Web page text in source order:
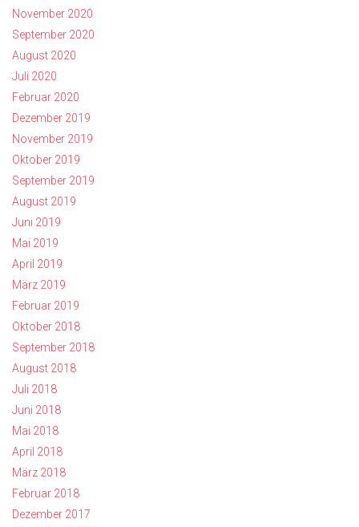
November 2020
September 2020
August 2020
Juli 2020
Februar 2020
Dezember 2019
November 2019
Oktober 2019
September 2019
August 2019
Juni 2019
Mai 2019
April 2019
März 2019
Februar 2019
Oktober 2018
September 2018
August 2018
Juli 2018
Juni 2018
Mai 2018
April 2018
März 2018
Februar 2018
Dezember 2017